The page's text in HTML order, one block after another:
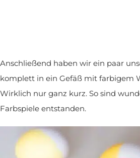
Anschließend haben wir ein paar
komplett in ein Gefäß mit farbigem
Wirklich nur ganz kurz. So sind
Farbspiele entstanden.